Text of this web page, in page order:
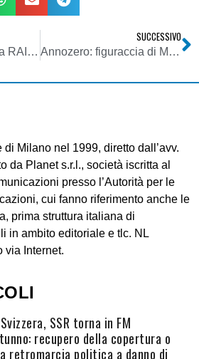
ADUC: canone/tassa RAI – Devono pagare tutti coloro che hanno residenza in Italia… basta un videocitofono…
SUCCESSIVO
Annozero: figuraccia di Mastella
Milano nel 1999, diretto dall’avv.
da Planet s.r.l., società iscritta al
presso l’Autorità per le
cui fanno riferimento anche le
prima struttura italiana di
in ambito editoriale e tlc. NL
via Internet.
SSR torna in FM
recupero della copertura o
retromarcia politica a danno di